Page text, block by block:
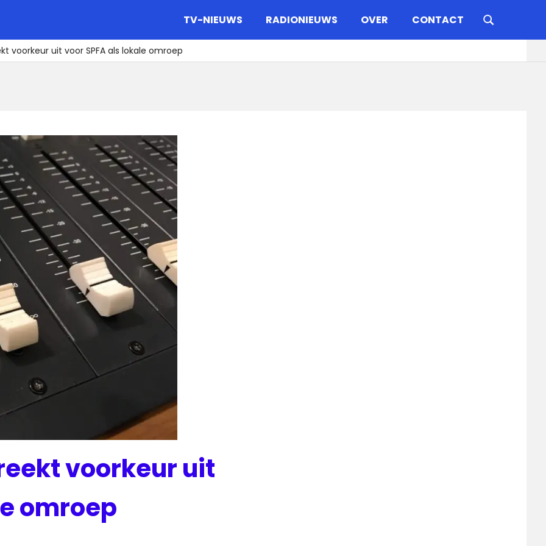
TV-NIEUWS RADIONIEUWS OVER CONTACT
voorkeur uit voor SPFA als lokale omroep
voorkeur uit
omroep